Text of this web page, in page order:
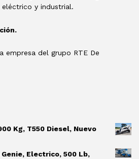
y industrial.
empresa del grupo RTE De
Kg, T550 Diesel, Nuevo
Electrico, 500 Lb,